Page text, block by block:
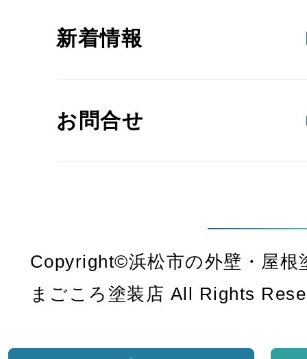
新着情報
お問合せ
Copyright©浜松市の外壁・屋根
まごころ塗装店 All Rights